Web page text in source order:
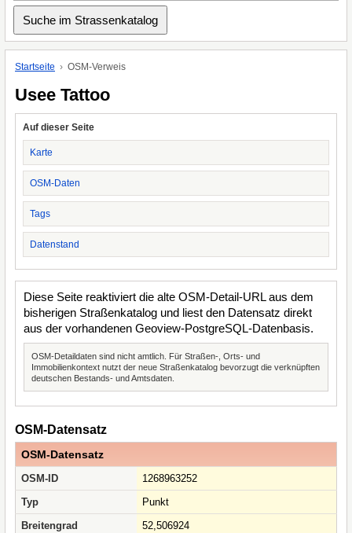
Startseite OSM-Verweis
Usee Tattoo
Auf dieser Seite
Karte
OSM-Daten
Tags
Datenstand
Diese Seite reaktiviert die alte OSM-Detail-URL aus dem
bisherigen Straßenkatalog und liest den Datensatz direkt
aus der vorhandenen Geoview-PostgreSQL-Datenbasis.
OSM-Detaildaten sind nicht amtlich. Für Straßen-, Orts- und
Immobilienkontext nutzt der neue Straßenkatalog bevorzugt die verknüpften
deutschen Bestands- und Amtsdaten.
OSM-Datensatz
OSM-Datensatz
OSM-ID
1268963252
Typ
Punkt
Breitengrad
52,506924